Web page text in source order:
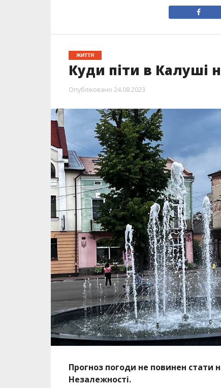
ЖИТТЯ
Куди піти в Калуші
Опубліковано 24.08.2023
Прогноз погоди не повинен стати
Незалежності.